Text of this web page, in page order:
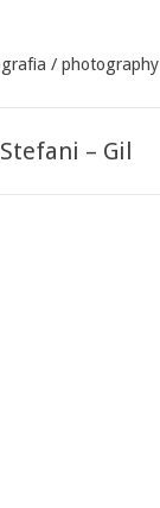
/ photography
– Gil